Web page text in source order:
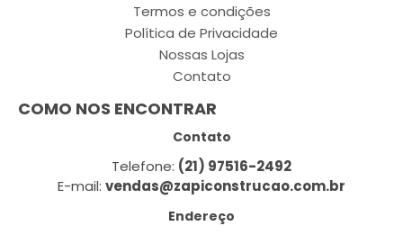
Termos e condições
Política de Privacidade
Nossas Lojas
Contato
COMO NOS ENCONTRAR
Contato
Telefone: (21) 97516-2492
E-mail: vendas@zapiconstrucao.com.br
Endereço